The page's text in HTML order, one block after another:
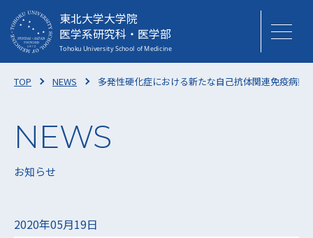
東北大学大学院
医学系研究科・医学部
TOP NEWS 多発性硬化症における新たな自己抗体関連免疫病
お知らせ
2020年05月19日